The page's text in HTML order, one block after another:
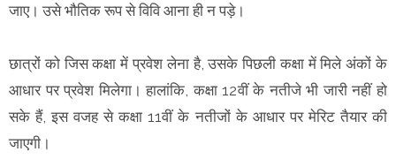
जाए। उसे भौतिक रूप से विवि आना ही न पड़े।
छात्रों को जिस कक्षा में प्रवेश लेना है, उसके पिछली कक्षा में मिले अंकों के
आधार पर प्रवेश मिलेगा। हालांकि, कक्षा 12वीं के नतीजे भी जारी नहीं हो
सके हैं, इस वजह से कक्षा 11वीं के नतीजों के आधार पर मेरिट तैयार की
जाएगी।